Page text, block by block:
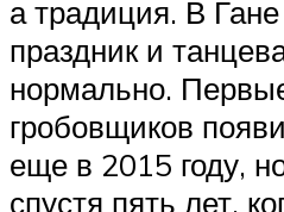
а традиция. В
праздник и
нормально.
гробовщиков
еще в 2015 году,
спустя пять лет,